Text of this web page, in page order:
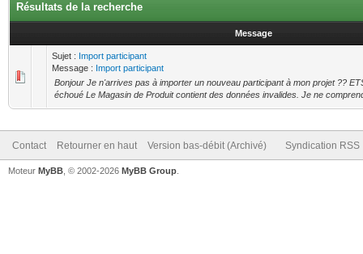
Résultats de la recherche
Message
Sujet : Import participant
Message : Import participant
Bonjour Je n'arrives pas à importer un nouveau participant à mon projet ??
échoué Le Magasin de Produit contient des données invalides. Je ne
Contact Retourner en haut Version bas-débit (Archivé) Syndication RSS
Moteur MyBB , © 2002-2026 MyBB Group